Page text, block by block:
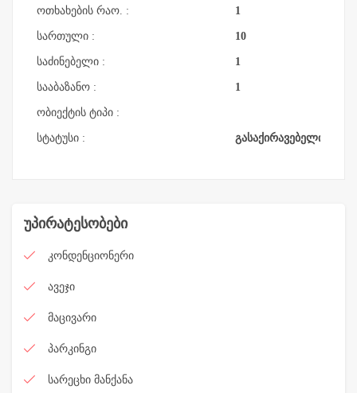
ოთხახების რაო. : 1
სართული : 10
საძინებელი : 1
სააბაზანო : 1
ობიექტის ტიპი :
სტატუსი : გასაქირავებელი
უპირატესობები
კონდენციონერი
ავეჯი
მაცივარი
პარკინგი
სარეცხი მანქანა